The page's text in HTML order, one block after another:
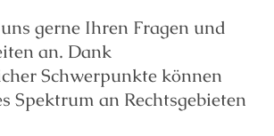
gerne Ihren Fragen und
an. Dank
Schwerpunkte können
Spektrum an Rechtsgebieten